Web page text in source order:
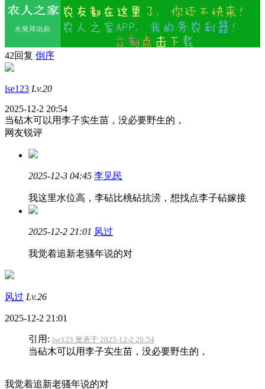
42回复 倒序
lse123 Lv.20
2025-12-2 20:54
当砧木可以用李子实生苗，没必要野生的，
网友锐评
2025-12-3 04:45 李见民
我这里水位高，李砧比桃砧抗涝，想找点李子砧嫁接
2025-12-2 21:01 风过
我觉着追新老骚年说的对
风过 Lv.26
2025-12-2 21:01
引用: lse123 发表于 2025-12-2 20:54
当砧木可以用李子实生苗，没必要野生的，
我觉着追新老骚年说的对